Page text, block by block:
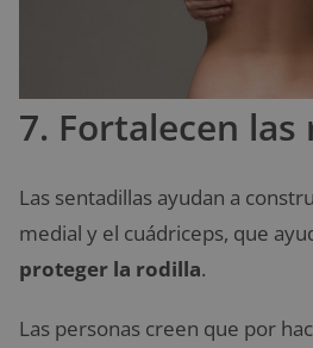
7. Fortalecen las
Las sentadillas ayudan a
medial y el cuádriceps, que
proteger la rodilla.
Las personas creen que por